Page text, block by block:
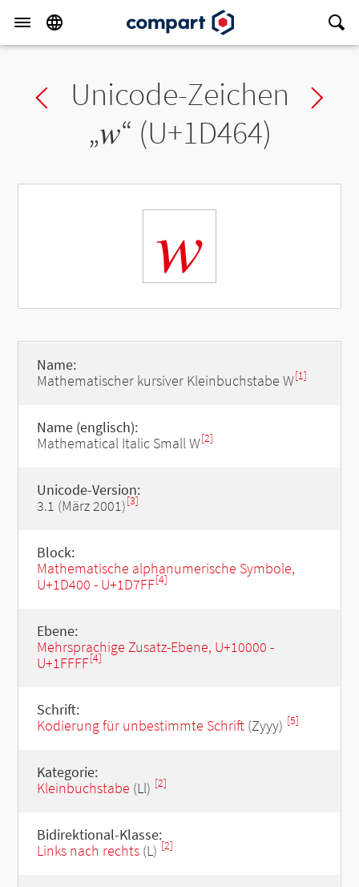
Previous char
Unicode-Zeichen
„𝑤“ (U+1D464)
𝑤
Name:
Mathematischer kursiver Kleinbuchstabe W[1]
Name (englisch):
Mathematical Italic Small W[2]
Unicode-Version:
3.1 (März 2001)[3]
Block:
Mathematische alphanumerische Symbole,
U+1D400 - U+1D7FF[4]
Ebene:
Mehrsprachige Zusatz-Ebene, U+10000 -
U+1FFFF[4]
Schrift:
Kodierung für unbestimmte Schrift(Zyyy) [5]
Kategorie:
Kleinbuchstabe (Ll) [2]
Bidirektional-Klasse:
Links nach rechts(L) [2]